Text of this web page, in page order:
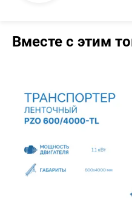
Вместе с этим